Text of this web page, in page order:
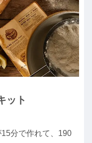
ット
分で作れて、190